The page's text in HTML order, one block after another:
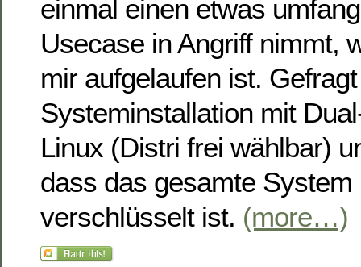
einmal einen etwas
Usecase in Angriff nimmt,
mir aufgelaufen ist.
Systeminstallation mit
Linux (Distri frei wählbar)
dass das gesamte
verschlüsselt ist. (more…)